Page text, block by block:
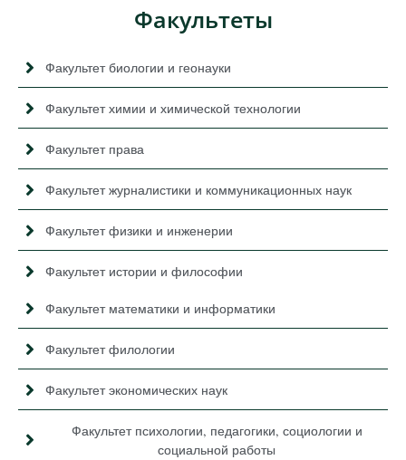
Факультеты
Факультет биологии и геонауки
Факультет химии и химической технологии
Факультет права
Факультет журналистики и коммуникационных наук
Факультет физики и инженерии
Факультет истории и философии
Факультет математики и информатики
Факультет филологии
Факультет экономических наук
Факультет психологии, педагогики, социологии и
социальной работы